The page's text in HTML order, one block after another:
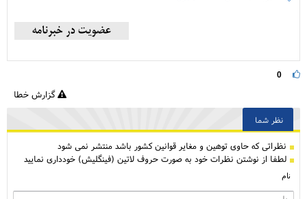
0
گزارش خطا
نظر شما
نظراتی كه حاوی توهین و مغایر قوانین کشور باشد منتشر نمی شود
لطفا از نوشتن نظرات خود به صورت حروف لاتین (فینگلیش) خودداری نمایید
نام